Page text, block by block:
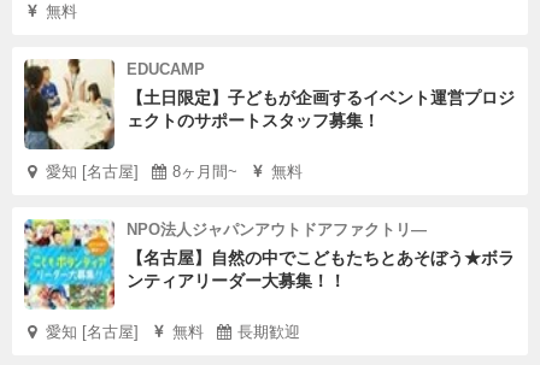
無料
EDUCAMP
【土日限定】子どもが企画するイベント運営プロジ
ェクトのサポートスタッフ募集！
愛知 [名古屋] 8ヶ月間~ 無料
NPO法人ジャパンアウトドアファクトリ―
【名古屋】自然の中でこどもたちとあそぼう★ボラ
ンティアリーダー大募集！！
愛知 [名古屋] 無料 長期歓迎